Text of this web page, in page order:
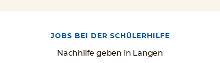
JOBS BEI DER SCHÜLERHILFE
Nachhilfe geben in Langen